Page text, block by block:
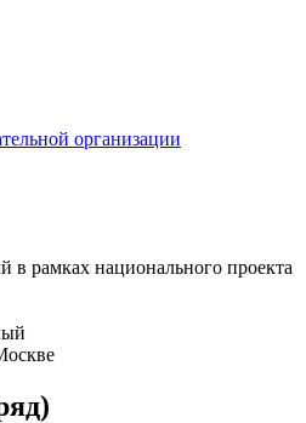
организации
в рамках национального проекта